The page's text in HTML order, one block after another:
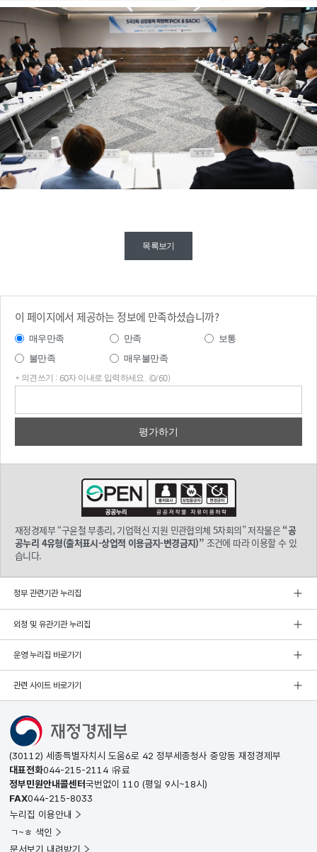
목록보기
이 페이지에서 제공하는 정보에 만족하셨습니까?
매우만족 만족
보통
불만족
매우불만족
* 의견쓰기 : 60자 이내로 입력하세요. (0/60)
재정경제부 “구윤철 부총리, 기업혁신 지원 민관협의체 5차회의” 저작물은“공
공누리 4유형(출처표시-상업적 이용금지-변경금지)” 조건에 따라 이용할 수 있
습니다.
정부 관련기관 누리집
외청 및 유관기관 누리집
운영 누리집 바로가기
관련 사이트 바로가기
(30112) 세종특별자치시 도움6로 42 정부세종청사 중앙동 재정경제부
대표전화044-215-2114 유료
정부민원안내콜센터국번없이 110 (평일 9시~18시)
FAX044-215-8033
누리집 이용안내
ㄱ~ㅎ 색인
문서보기 내려받기